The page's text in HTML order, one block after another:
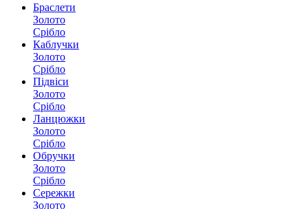
Браслети
Золото
Срібло
Каблучки
Золото
Срібло
Підвіси
Золото
Срібло
Ланцюжки
Золото
Срібло
Обручки
Золото
Срібло
Сережки
Золото